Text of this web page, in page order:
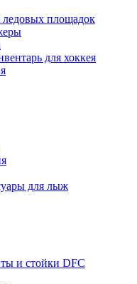
площадок
для хоккея
для лыж
и стойки DFC